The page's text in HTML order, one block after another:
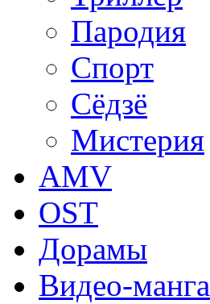
Пародия
Спорт
Сёдзё
Мистерия
AMV
OST
Дорамы
Видео-манга